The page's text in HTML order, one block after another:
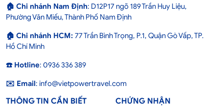
🏠 Chi nhánh Nam Định: D12P17 ngõ 189 Trần Huy Liệu,
Phường Văn Miếu, Thành Phố Nam Định
🏠 Chi nhánh HCM: 77 Trần Bình Trọng, P.1, Quận Gò Vấp, TP.
Hồ Chí Minh
☎️ Hotline: 0936 336 389
✉️ Email: info@vietpowertravel.com
THÔNG TIN CẦN BIẾT CHỨNG NHẬN